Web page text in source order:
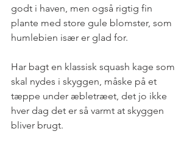
godt i haven, men også rigtig fin
plante med store gule blomster, som
humlebien især er glad for.
Har bagt en klassisk squash kage som
skal nydes i skyggen, måske på et
tæppe under æbletræet, det jo ikke
hver dag det er så varmt at skyggen
bliver brugt.